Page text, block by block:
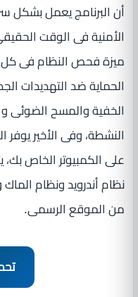
أن البرنامج يعمل بشكل
الأمنية فى الوقت
ميزة فحص النظام فى كل
الحماية ضد التهديدات
الخفية والمسح الضوئى
النشطة، وفى الأخير يوفر
على الكمبيوتر الخاص بك،
نظام أندرويد ونظام
من الموقع الرسمى.